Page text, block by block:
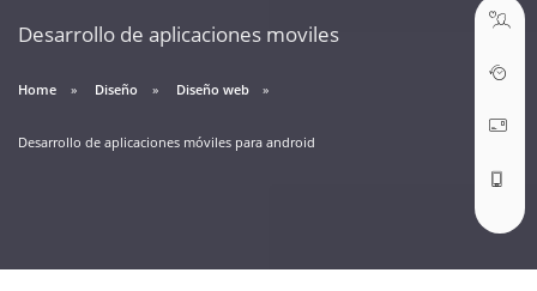
Desarrollo de aplicaciones moviles
Home Diseño Diseño web
Desarrollo de aplicaciones móviles para android